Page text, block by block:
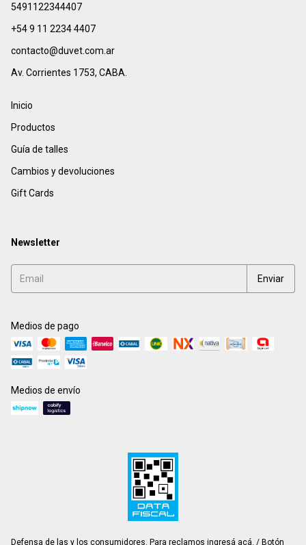
5491122344407
+54 9 11 2234 4407
contacto@duvet.com.ar
Av. Corrientes 1753, CABA.
Inicio
Productos
Guía de talles
Cambios y devoluciones
Gift Cards
Newsletter
Medios de pago
Medios de envío
Defensa de las y los consumidores. Para reclamos ingresá acá. / Botón